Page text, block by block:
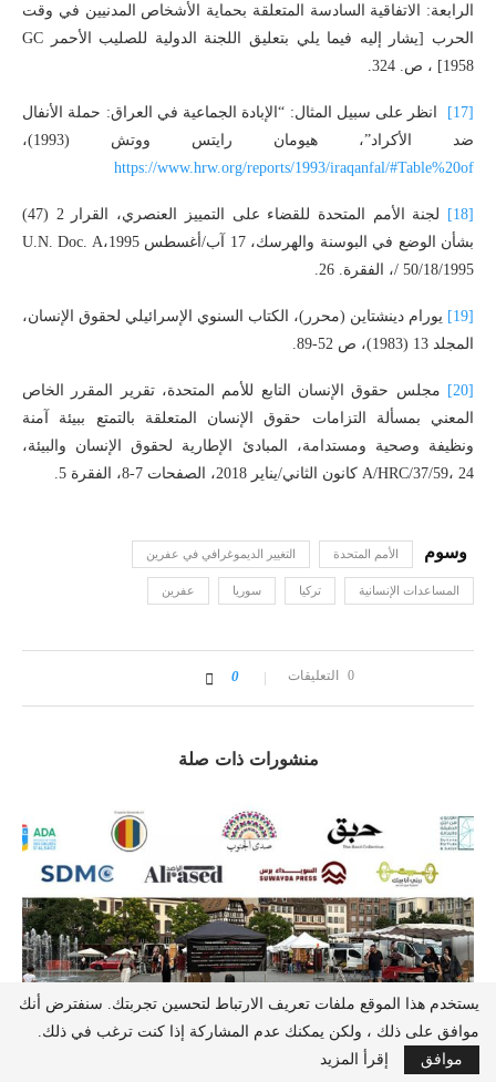
الرابعة: الاتفاقية السادسة المتعلقة بحماية الأشخاص المدنيين في وقت
الحرب [يشار إليه فيما يلي بتعليق اللجنة الدولية للصليب الأحمر GC
1958] ، ص. 324.
[17]
انظر على سبيل المثال: “الإبادة الجماعية في العراق: حملة الأنفال
ضد الأكراد”، هيومان رايتس ووتش (1993)،
https://www.hrw.org/reports/1993/iraqanfal/#Table%20of
[18]
لجنة الأمم المتحدة للقضاء على التمييز العنصري، القرار 2 (47)
بشأن الوضع في البوسنة والهرسك، 17 آب/أغسطس 1995،U.N. Doc. A
/ 50/18/1995، الفقرة. 26.
[19]
يورام دينشتاين (محرر)، الكتاب السنوي الإسرائيلي لحقوق الإنسان،
المجلد 13 (1983)، ص 52-89.
[20]
مجلس حقوق الإنسان التابع للأمم المتحدة، تقرير المقرر الخاص
المعني بمسألة التزامات حقوق الإنسان المتعلقة بالتمتع ببيئة آمنة
ونظيفة وصحية ومستدامة، المبادئ الإطارية لحقوق الإنسان والبيئة،
A/HRC/37/59، 24 كانون الثاني/يناير 2018، الصفحات 7-8، الفقرة 5.
الأمم المتحدة التغيير الديموغرافي في عفرين
المساعدات الإنسانية تركيا سوريا عفرين
0 التعليقات 0
منشورات ذات صلة
يستخدم هذا الموقع ملفات تعريف الارتباط لتحسين تجربتك. سنفترض أنك
موافق على ذلك ، ولكن يمكنك عدم المشاركة إذا كنت ترغب في ذلك.
موافق
إقرأ المزيد